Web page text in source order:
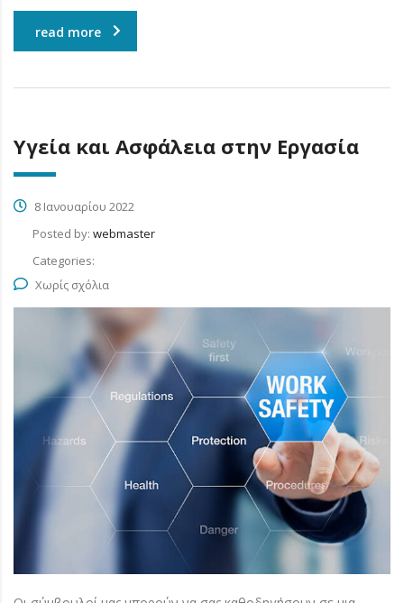
read more
Υγεία και Ασφάλεια στην Εργασία
8 Ιανουαρίου 2022
Posted by: webmaster
Categories:
Χωρίς σχόλια